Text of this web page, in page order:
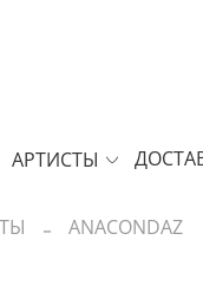
АРТИСТЫ
ANACONDAZ